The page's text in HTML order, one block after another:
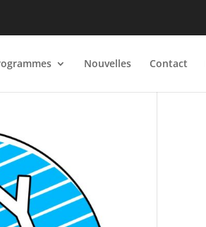
Nouvelles Contact